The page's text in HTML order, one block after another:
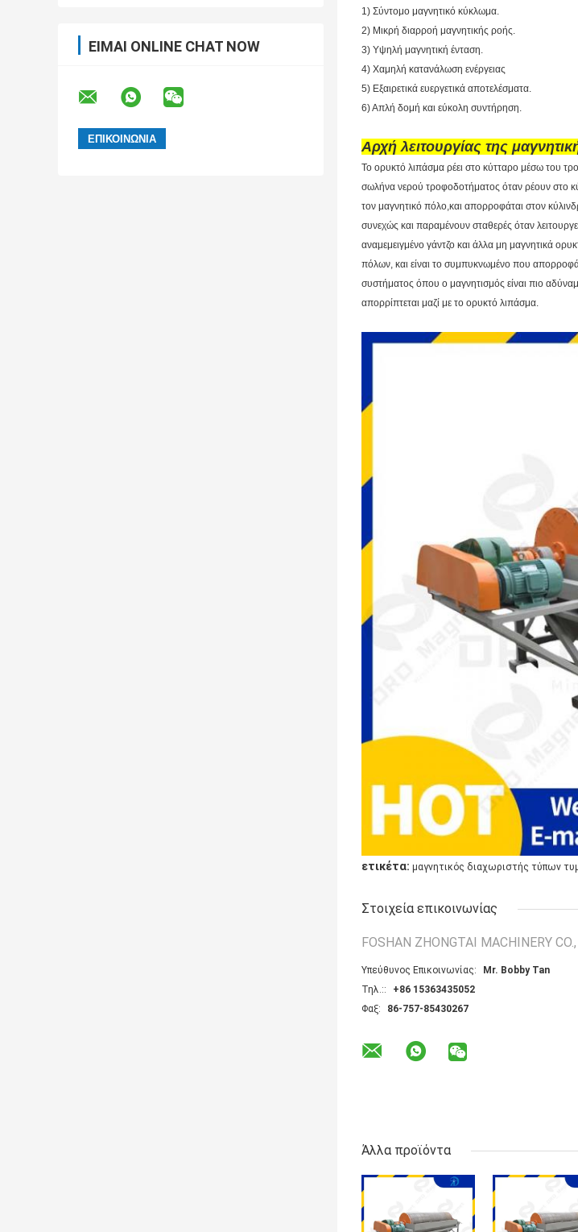
ΕΊΜΑΙ ONLINE CHAT NOW
1) Σύντομο μαγνητικό κύκλωμα.
2) Μικρή διαρροή μαγνητικής ροής.
3) Υψηλή μαγνητική ένταση.
4) Χαμηλή κατανάλωση ενέργειας
5) Εξαιρετικά ευεργετικά αποτελέσματα.
6) Απλή δομή και εύκολη συντήρηση.
Αρχή λειτουργίας της
Το ορυκτό λιπάσμα ρέει στο κύτταρο μέσω του
σωλήνα νερού τροφοδοτήματος όταν ρέουν στο
τον μαγνητικό πόλο,και απορροφάται στον
συνεχώς και παραμένουν σταθερές όταν
αναμεμειγμένο γάντζο και άλλα μη μαγνητικά
πόλων, και είναι το συμπυκνωμένο που
συστήματος όπου ο μαγνητισμός είναι πιο
απορρίπτεται μαζί με το ορυκτό λιπάσμα.
ετικέτα: μαγνητικός διαχωριστής τύπων
Στοιχεία επικοινωνίας
FOSHAN ZHONGTAI MACHINERY
Υπεύθυνος Επικοινωνίας:
Mr. Bobby Tan
Τηλ.::
+86 15363435052
Φαξ:
86-757-85430267
Άλλα προϊόντα